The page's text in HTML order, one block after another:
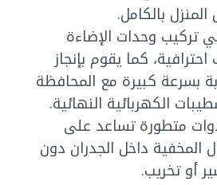
بالكامل.
تركيب وحدات الإضاءة
احترافية، كما يقوم بإنجاز
بسرعة كبيرة مع المحافظة
الكهربائية النهائية.
متطورة تساعد على
المخفية داخل الجدران دون
أو تخريب.